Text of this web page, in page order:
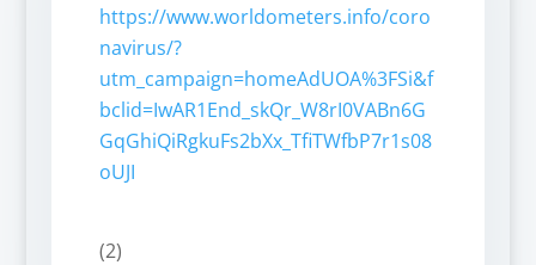
https://www.worldometers.info/coro
navirus/?
utm_campaign=homeAdUOA%3FSi&f
bclid=IwAR1End_skQr_W8rI0VABn6G
GqGhiQiRgkuFs2bXx_TfiTWfbP7r1s08
oUJI
(2)